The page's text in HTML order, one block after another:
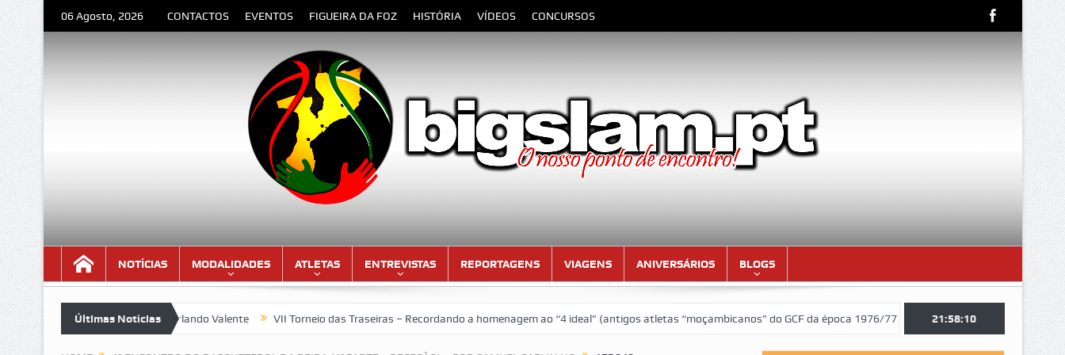
06 Agosto, 2026 CONTACTOS EVENTOS FIGUEIRA DA FOZ HISTÓRIA VÍDEOS CONCURSOS
NOTÍCIAS MODALIDADES ATLETAS ENTREVISTAS REPORTAGENS VIAGENS ANIVERSÁRIOS BLOGS
Últimas Notícias
DESPEDIDA” – Poema de Orlando Valente VII Torneio das Traseiras – Recordando a homenagem ao “4 ideal” (antigos atletas “moçambicanos” do GCF da época 1976/77) Aniversariantes do mês de AGOSTO
21:58:11